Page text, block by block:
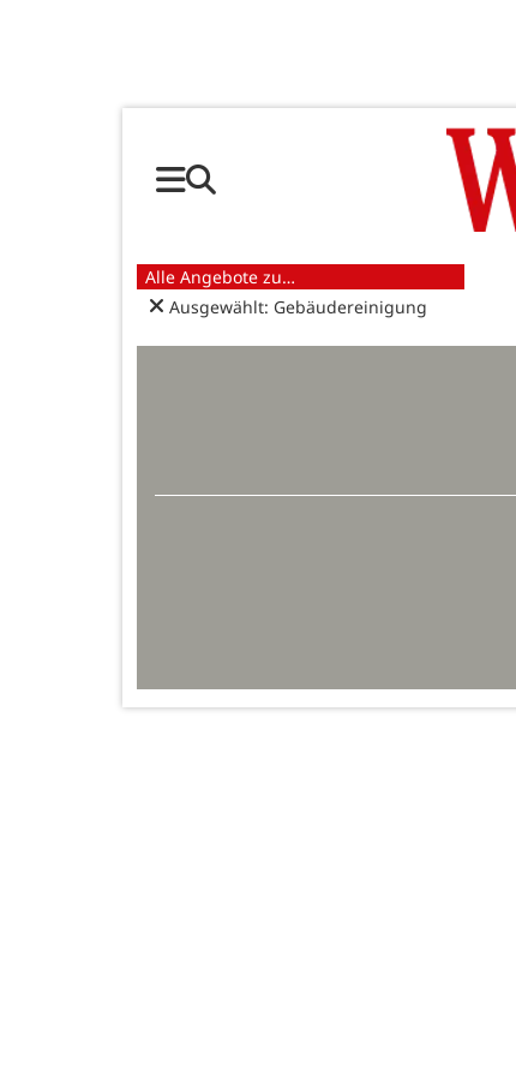
Alle Angebote zu…
Ausgewählt: Gebäudereinigung